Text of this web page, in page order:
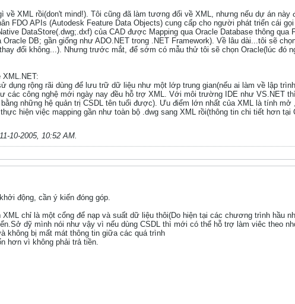
về XML rồi(don't mind!). Tôi cũng đã làm tương đối về XML, nhưng nếu dự án
FDO APIs (Autodesk Feature Data Objects) cung cấp cho người phát triển cái
DataStore(.dwg;.dxf) của CAD được Mapping qua Oracle Database thông qua
DB; gần giống như ADO.NET trong .NET Framework). Về lâu dài...tôi sẽ
đổi không...). Nhưng trước mắt, để sớm có mẫu thử tôi sẽ chọn Oracle(lúc đó
XML.NET:
dụng rộng rãi dùng để lưu trữ dữ liệu như một lớp trung gian(nếu ai làm về lập
các công nghệ mới ngày nay đều hỗ trợ XML. Với môi trường IDE như VS.NET
bằng những hệ quản trị CSDL tên tuổi được). Ưu điểm lớn nhất của XML là tính mở
hiện việc mapping gần như toàn bộ .dwg sang XML rồi(thông tin chi tiết hơn tại
11-10-2005, 10:52 AM.
động, cần ý kiến đóng góp.
chỉ là một cổng để nạp và suất dữ liệu thôi(Do hiện tại các chương trình hầu
dỹ mình nói như vậy vì nếu dùng CSDL thì mới có thể hỗ trợ làm viêc theo
không bị mất mát thông tin giữa các quá trình
hơn vì không phải trả tiền.